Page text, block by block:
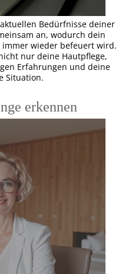
Bedürfnisse deiner
an, wodurch dein
wieder befeuert wird.
nur deine Hautpflege,
Erfahrungen und deine
Situation.
erkennen